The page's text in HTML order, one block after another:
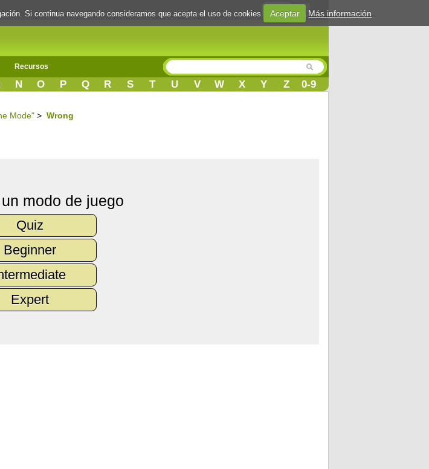
Login
Recursos
N O P Q R S T U V W X Y Z 0-9
Mode" > Wrong
modo de juego
Quiz
Beginner
Expert
Si continua navegando consideramos que acepta el uso de cookies Aceptar Más información